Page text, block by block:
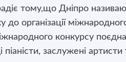
тому,що Дніпро
до організації
конкурсу
заслужені